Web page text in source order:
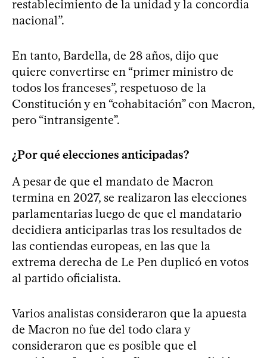
restablecimiento de la unidad y la concordia
nacional”.
En tanto, Bardella, de 28 años, dijo que
quiere convertirse en “primer ministro de
todos los franceses”, respetuoso de la
Constitución y en “cohabitación” con Macron,
pero “intransigente”.
¿Por qué elecciones anticipadas?
A pesar de que el mandato de Macron
termina en 2027, se realizaron las elecciones
parlamentarias luego de que el mandatario
decidiera anticiparlas tras los resultados de
las contiendas europeas, en las que la
extrema derecha de Le Pen duplicó en votos
al partido oficialista.
Varios analistas consideraron que la apuesta
de Macron no fue del todo clara y
consideraron que es posible que el